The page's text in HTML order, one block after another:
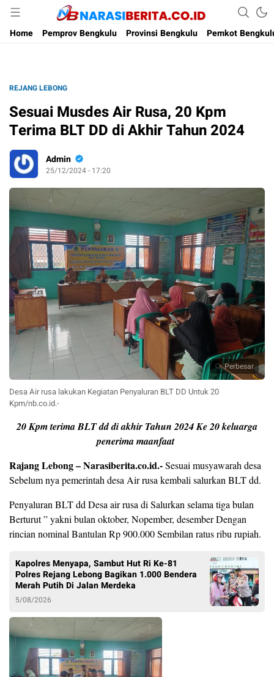
Narasi Berita
Home
Pemprov Bengkulu Provinsi Bengkulu Pemkot
REJANG LEBONG
Sesuai Musdes Air Rusa, 20 Kpm
Terima BLT DD di Akhir Tahun 2024
Admin
25/12/2024 - 17:20
Perbesar
Desa Air rusa lakukan Kegiatan Penyaluran BLT DD Untuk 20
Kpm/nb.co.id.-
20 Kpm terima BLT dd di akhir Tahun 2024Ke 20 keluarga
penerima maanfaat
Rajang Lebong – Narasiberita.co.id.-Sesuai musyawarah desa
Sebelum nya pemerintah desa Air rusa kembali salurkan BLT dd.
Penyaluran BLT dd Desa air rusa di Salurkan selama tiga bulan
Berturut ” yakni bulan oktober, Nopember, desember Dengan
rincian nominal Bantulan Rp 900.000 Sembilan ratus ribu rupiah.
Kapolres Menyapa, Sambut Hut Ri Ke-81
Polres Rejang Lebong Bagikan 1.000 Bendera
Merah Putih Di Jalan Merdeka
5/08/2026